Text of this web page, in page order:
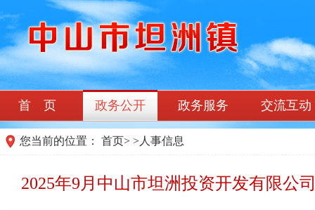
首 页 政务公开 政务服务 交流互动
您当前的位置： 首页> > 人事信息
2025年9月中山市坦洲投资开发有限公